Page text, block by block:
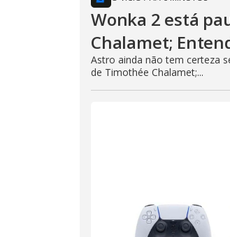
Wonka 2 está
Chalamet;
Astro ainda não tem certeza
de Timothée Chalamet;...